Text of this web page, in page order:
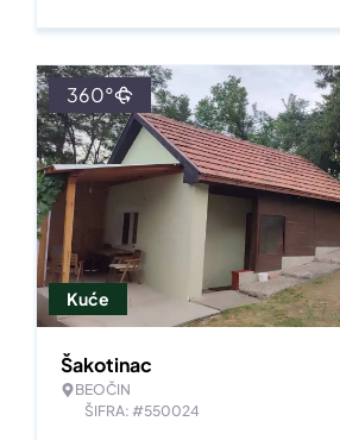
Kuće
360°
Šakotinac
BEOČIN
ŠIFRA: #550024